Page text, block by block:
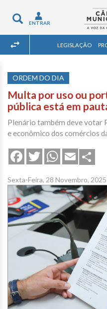
Toggle
navigation
ENTRAR
LEGISLAÇÃO
ORDEM DO DIA
Multa por uso ou
pública está em
Plenário também deve votar
e econômico dos comércios
FacebookTwitterWhatsApp
Email
Sexta-Feira, 28 Novembro,